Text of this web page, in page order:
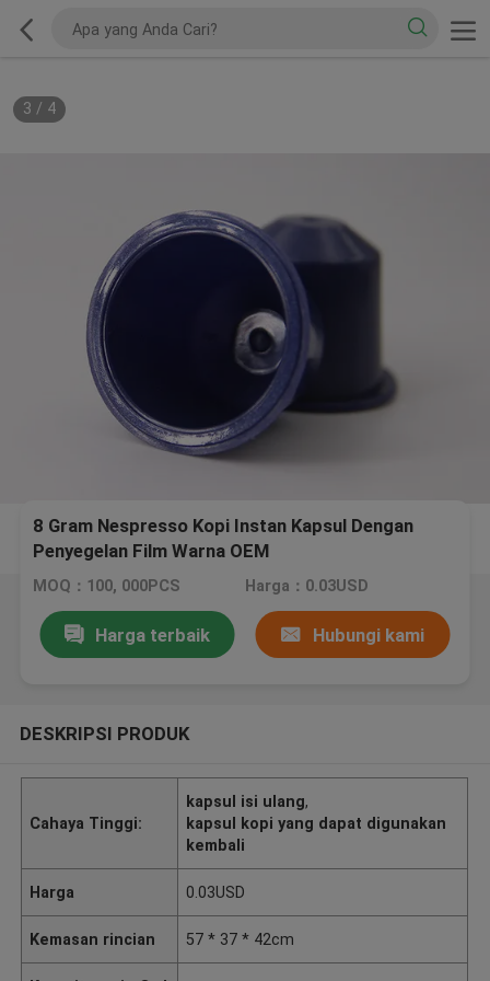
3 / 4
8 Gram Nespresso Kopi Instan Kapsul Dengan
Penyegelan Film Warna OEM
MOQ：100, 000PCS Harga：0.03USD
Harga terbaik Hubungi kami
DESKRIPSI PRODUK
Cahaya Tinggi:
kapsul isi ulang,
kapsul kopi yang dapat digunakan
kembali
Harga 0.03USD
Kemasan rincian 57 * 37 * 42cm